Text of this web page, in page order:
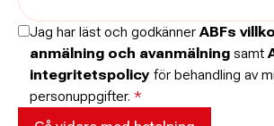
Jag har läst och godkänner ABFs
anmälning och avanmälning samt
integritetspolicy för behandling av
personuppgifter. *